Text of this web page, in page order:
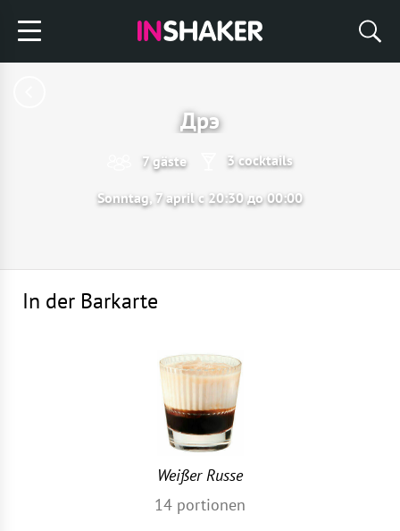
Дрэ
7 gäste 3 cocktails
Sonntag, 7 april с 20:30 до 00:00
In der Barkarte
Weißer Russe
14 portionen